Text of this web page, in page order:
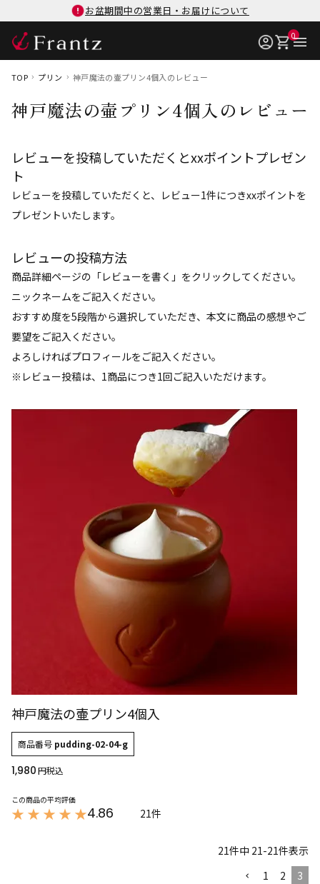
お盆期間中の営業日・お届けについて
0
TOP プリン 神戸魔法の壷プリン4個入のレビュー
神戸魔法の壷プリン4個入のレビュー
レビューを投稿していただくとxxポイントプレゼン
ト
レビューを投稿していただくと、レビュー1件につきxxポイントを
プレゼントいたします。
レビューの投稿方法
商品詳細ページの「レビューを書く」をクリックしてください。
ニックネームをご記入ください。
おすすめ度を5段階から選択していただき、本文に商品の感想やご
要望をご記入ください。
よろしければプロフィールをご記入ください。
※レビュー投稿は、1商品につき1回ご記入いただけます。
神戸魔法の壷プリン4個入
商品番号 pudding-02-04-g
1,980 税込
4.86 21
21件中 21-21件表示
1
2 3